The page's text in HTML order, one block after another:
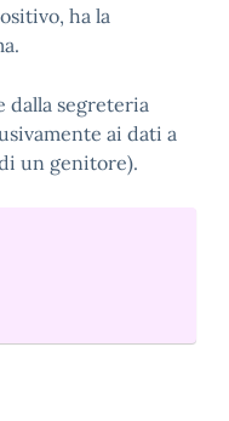
ha la
dalla segreteria
ai dati a
un genitore).